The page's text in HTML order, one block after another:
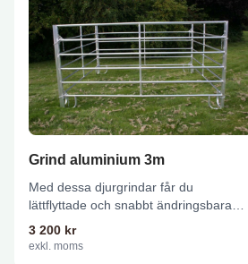
Grind aluminium 3m
Med dessa djurgrindar får du
lättflyttade och snabbt ändringsbara
system som du enkelt anpassar efter...
3 200 kr
exkl. moms